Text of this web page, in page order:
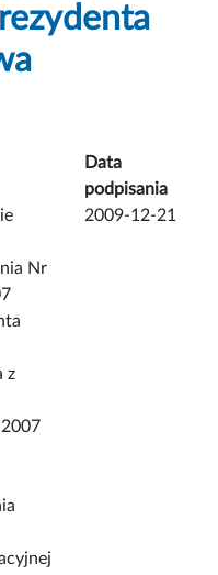
Data
podpisania
Nr
z
2009-12-21